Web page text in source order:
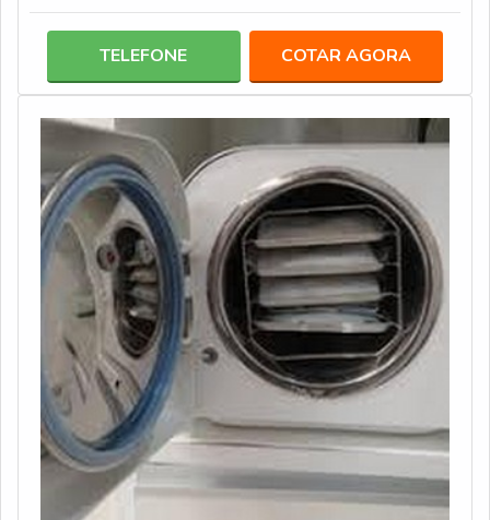
indicadores químicos. A seguir, veja algumas delas:
indicadores químicos de processo são aplicados em
materiais como embalagens, por exemplo; Indicadores
de ensaios determinados: são indicadores
TELEFONE COTAR AGORA